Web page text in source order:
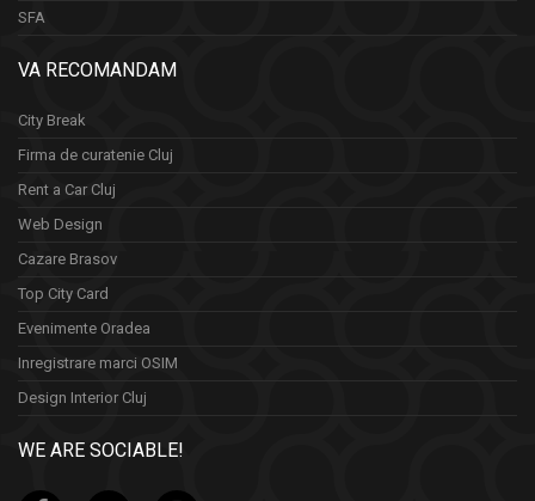
SFA
VA RECOMANDAM
City Break
Firma de curatenie Cluj
Rent a Car Cluj
Web Design
Cazare Brasov
Top City Card
Evenimente Oradea
Inregistrare marci OSIM
Design Interior Cluj
WE ARE SOCIABLE!